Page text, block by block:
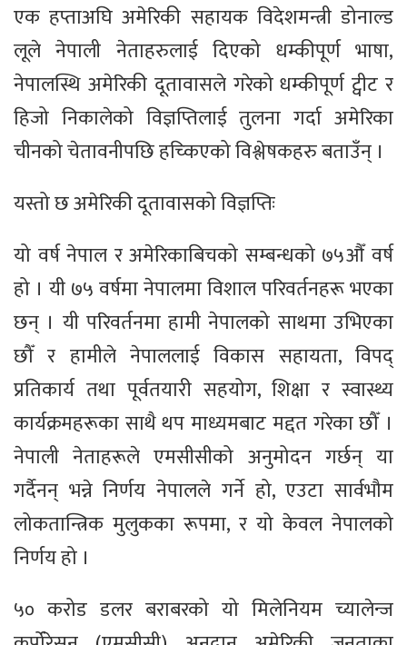
एक हप्ताअघि अमेरिकी सहायक विदेशमन्त्री डोनाल्ड
लूले नेपाली नेताहरुलाई दिएको धम्कीपूर्ण भाषा,
नेपालस्थि अमेरिकी दूतावासले गरेको धम्कीपूर्ण ट्वीट र
हिजो निकालेको विज्ञप्तिलाई तुलना गर्दा अमेरिका
चीनको चेतावनीपछि हच्किएको विश्लेषकहरु बताउँन् ।
यस्तो छ अमेरिकी दूतावासको विज्ञप्तिः
यो वर्ष नेपाल र अमेरिकाबिचको सम्बन्धको ७५औँ वर्ष
हो । यी ७५ वर्षमा नेपालमा विशाल परिवर्तनहरू भएका
छन् । यी परिवर्तनमा हामी नेपालको साथमा उभिएका
छौँ र हामीले नेपाललाई विकास सहायता, विपद्
प्रतिकार्य तथा पूर्वतयारी सहयोग, शिक्षा र स्वास्थ्य
कार्यक्रमहरूका साथै थप माध्यमबाट मद्दत गरेका छौँ ।
नेपाली नेताहरूले एमसीसीको अनुमोदन गर्छन् या
गर्दैनन् भन्ने निर्णय नेपालले गर्ने हो, एउटा सार्वभौम
लोकतान्त्रिक मुलुकका रूपमा, र यो केवल नेपालको
निर्णय हो ।
५० करोड डलर बराबरको यो मिलेनियम च्यालेन्ज